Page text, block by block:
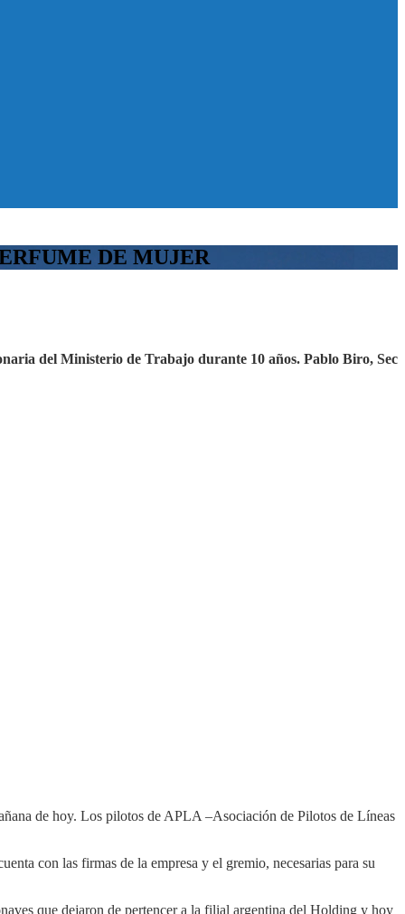
DE MUJER
del Ministerio de Trabajo durante 10 años. Pablo Biro, Sec
de hoy. Los pilotos de APLA –Asociación de Pilotos de Líneas
con las firmas de la empresa y el gremio, necesarias para su
que dejaron de pertencer a la filial argentina del Holding y hoy